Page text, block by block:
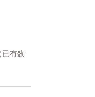
已有数